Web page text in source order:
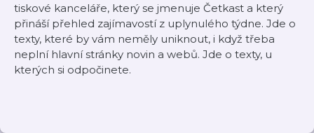
tiskové kanceláře, který se jmenuje Četkast a který
přináší přehled zajímavostí z uplynulého týdne. Jde o
texty, které by vám neměly uniknout, i když třeba
neplní hlavní stránky novin a webů. Jde o texty, u
kterých si odpočinete.